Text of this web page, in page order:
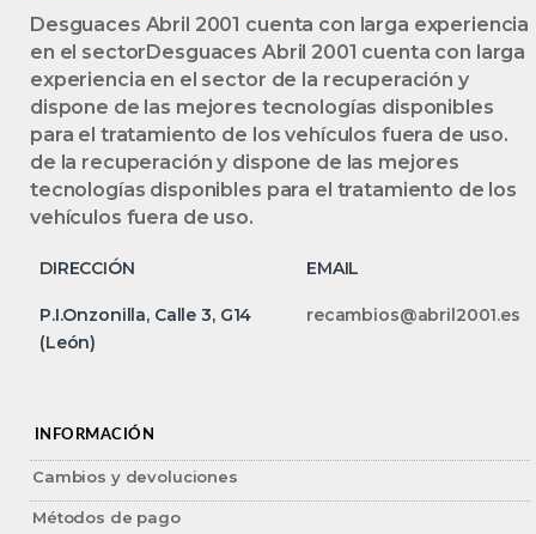
Desguaces Abril 2001 cuenta con larga experiencia
en el sectorDesguaces Abril 2001 cuenta con larga
experiencia en el sector de la recuperación y
dispone de las mejores tecnologías disponibles
para el tratamiento de los vehículos fuera de uso.
de la recuperación y dispone de las mejores
tecnologías disponibles para el tratamiento de los
vehículos fuera de uso.
DIRECCIÓN EMAIL
P.I.Onzonilla, Calle 3, G14
(León)
recambios@abril2001.es
INFORMACIÓN
Cambios y devoluciones
Métodos de pago